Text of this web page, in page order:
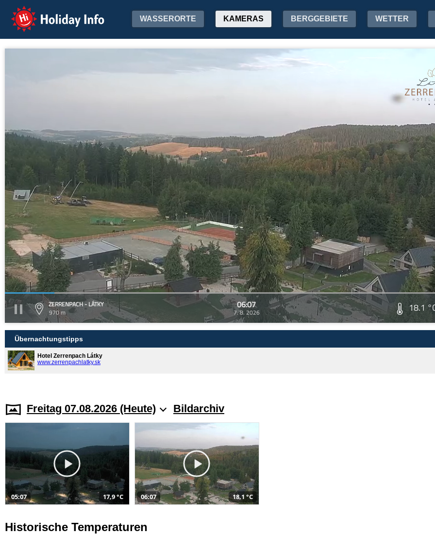
Holiday Info WASSERORTE KAMERAS BERGGEBIETE WETTER
ZERRENPACH - LÁTKY
970 m
06:07
7. 8. 2026 18.1
Übernachtungstipps
Hotel Zerrenpach Látky
www.zerrenpachlatky.sk
Freitag 07.08.2026 (Heute) Bildarchiv
05:07 17,9 °C 06:07 18,1 °C
Historische Temperaturen